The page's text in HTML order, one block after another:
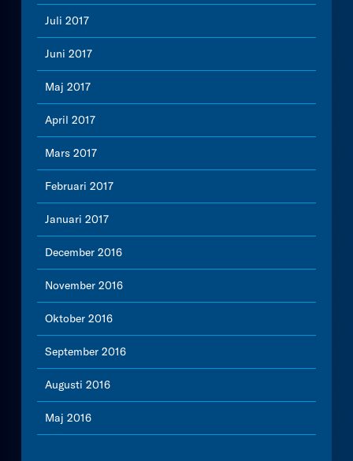
Juli 2017
Juni 2017
Maj 2017
April 2017
Mars 2017
Februari 2017
Januari 2017
December 2016
November 2016
Oktober 2016
September 2016
Augusti 2016
Maj 2016